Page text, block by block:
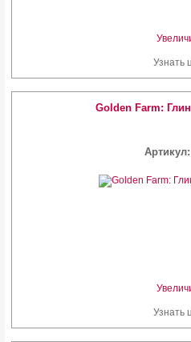
Узнать
Golden Farm:
Артикул:
Узнать